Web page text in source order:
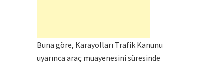
Buna göre, Karayolları Trafik Kanunu
uyarınca araç muayenesini süresinde